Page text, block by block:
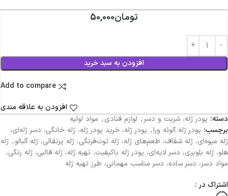
تومان50,000
افزودن به سبد خرید
Add to compare
افزودن به علاقه مندی
دسته: پودر ژله، شربت و دسر , لوازم قنادی, مواد اولیه
برچسب: پودر ژله آلوئه ورا, پودر ژله، خرید پودر ژله، ژله خانگی، دسر ژله‌ای،
ژله میوه‌ای، ژله شفاف، طعم‌های ژله، ژله توت‌فرنگی، ژله پرتقالی، ژله آلبالو, ژله
هلو، ژله بلوبری، دسر لایه‌ای، پودر ژله باکیفیت، تهیه ژله، ژله قالبی، ژله رنگی،
مواد دسر، دسر ساده، دسر مناسب مهمانی، طرز تهیه ژله
اشتراک در :